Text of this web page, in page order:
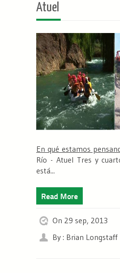
Atuel
En qué estamos
Río - Atuel Tres y
está...
Read More
On 29 sep, 2013
By : Brian Longstaff